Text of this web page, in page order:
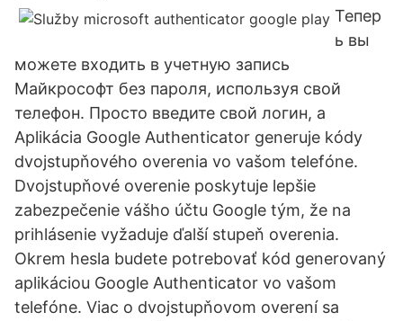
Тепер
ь вы
можете входить в учетную запись
Майкрософт без пароля, используя свой
телефон. Просто введите свой логин, а
Aplikácia Google Authenticator generuje kódy
dvojstupňového overenia vo vašom telefóne.
Dvojstupňové overenie poskytuje lepšie
zabezpečenie vášho účtu Google tým, že na
prihlásenie vyžaduje ďalší stupeň overenia.
Okrem hesla budete potrebovať kód generovaný
aplikáciou Google Authenticator vo vašom
telefóne. Viac o dvojstupňovom overení sa